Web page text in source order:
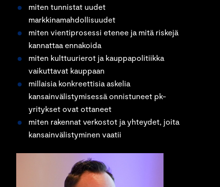
miten tunnistat uudet
markkinamahdollisuudet
miten vientiprosessi etenee ja mitä riskejä
kannattaa ennakoida
miten kulttuurierot ja kauppapolitiikka
vaikuttavat kauppaan
millaisia konkreettisia askelia
kansainvälistymisessä onnistuneet pk-
yritykset ovat ottaneet
miten rakennat verkostot ja yhteydet, joita
kansainvälistyminen vaatii